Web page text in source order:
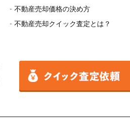
不動産売却価格の決め方
不動産売却クイック査定とは？